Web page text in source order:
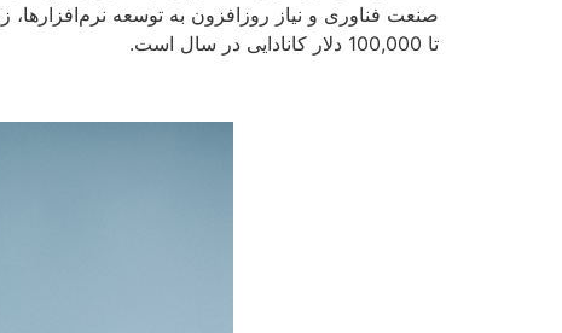
تا 100,000 دلار کانادایی در سال است.